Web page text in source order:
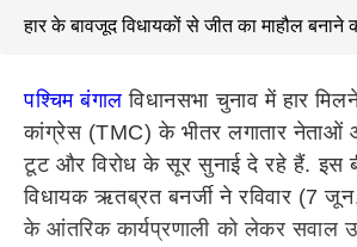
हार के बावजूद विधायकों से जीत का माहौल बनाने
पश्चिम बंगाल विधानसभा चुनाव में हार
कांग्रेस (TMC) के भीतर लगातार नेताओं
टूट और विरोध के सूर सुनाई दे रहे हैं. इस
विधायक ऋतब्रत बनर्जी ने रविवार (7
के आंतरिक कार्यप्रणाली को लेकर सवाल